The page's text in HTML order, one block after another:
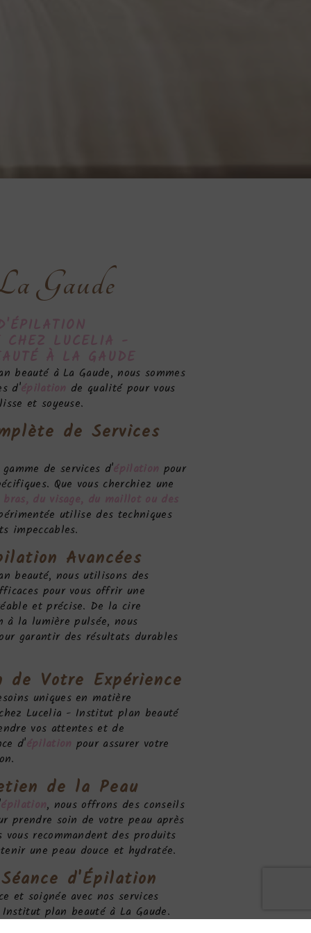
Gaude
ÉPILATION
CHEZ LUCELIA -
À LA GAUDE
beauté à La Gaude, nous sommes
d'épilation de qualité pour vous
et soyeuse.
de Services
de services d'épilation pour
Que vous cherchiez une
du visage, du maillot ou des
utilise des techniques
impeccables.
Avancées
beauté, nous utilisons des
pour vous offrir une
et précise. De la cire
la lumière pulsée, nous
garantir des résultats durables
de Votre Expérience
uniques en matière
Lucelia - Institut plan beauté
vos attentes et de
d'épilation pour assurer votre
de la Peau
épilation, nous offrons des conseils
prendre soin de votre peau après
recommandent des produits
une peau douce et hydratée.
d'Épilation
et soignée avec nos services
plan beauté à La Gaude.